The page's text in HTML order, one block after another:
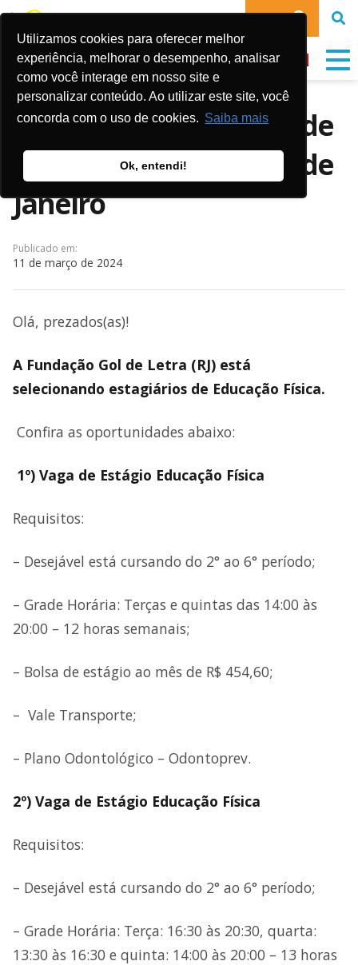
Utilizamos cookies para oferecer melhor
experiência, melhorar o desempenho, analisar
como você interage em nosso site e
personalizar conteúdo. Ao utilizar este site, você
concorda com o uso de cookies. Saiba mais
Ok, entendi!
DOE
Vagas para Estagiários de
Educação Física no Rio de
Janeiro
Publicado em:
11 de março de 2024
Olá, prezados(as)!
A Fundação Gol de Letra (RJ) está
selecionando estagiários de Educação Física.
Confira as oportunidades abaixo:
1º) Vaga de Estágio Educação Física
Requisitos:
– Desejável está cursando do 2° ao 6° período;
– Grade Horária: Terças e quintas das 14:00 às
20:00 – 12 horas semanais;
– Bolsa de estágio ao mês de R$ 454,60;
– Vale Transporte;
– Plano Odontológico – Odontoprev.
2º) Vaga de Estágio Educação Física
Requisitos:
– Desejável está cursando do 2° ao 6° período;
– Grade Horária: Terça: 16:30 às 20:30, quarta:
13:30 às 16:30 e quinta: 14:00 às 20:00 – 13 horas